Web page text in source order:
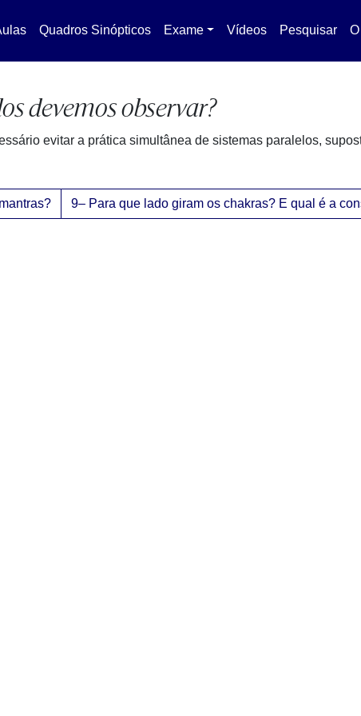
Quadros Sinópticos Exame Vídeos Pesquisar
devemos observar?
evitar a prática simultânea de sistemas paralelos,
9– Para que lado giram os chakras? E qual é a